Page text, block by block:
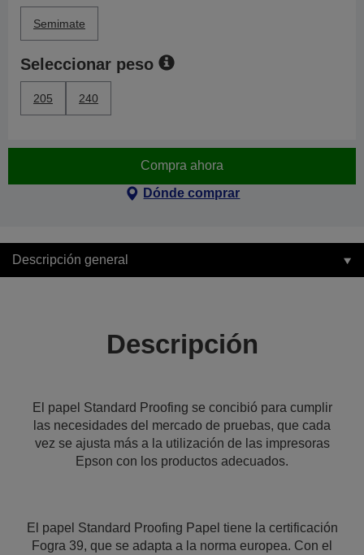
Semimate
Seleccionar peso
205 240
Compra ahora
Dónde comprar
Descripción general
Descripción
El papel Standard Proofing se concibió para cumplir
las necesidades del mercado de pruebas, que cada
vez se ajusta más a la utilización de las impresoras
Epson con los productos adecuados.
El papel Standard Proofing Papel tiene la certificación
Fogra 39, que se adapta a la norma europea. Con el